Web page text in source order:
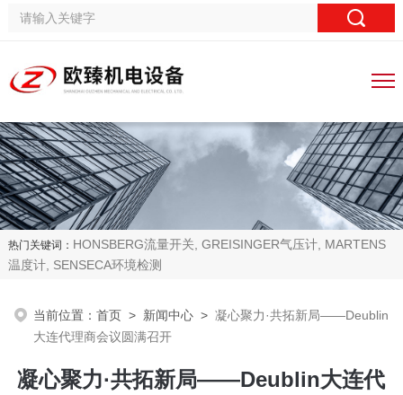
热门关键词： HONSBERG流量开关, GREISINGER气压计, MARTENS
温度计, SENSECA环境检测
当前位置：首页 > 新闻中心 >凝心聚力·共拓新局——Deublin
大连代理商会议圆满召开
凝心聚力·共拓新局——Deublin大连代